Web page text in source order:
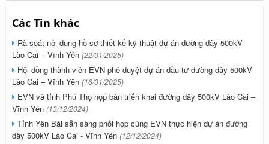
Các Tin khác
Rà soát nội dung hồ sơ thiết kế kỹ thuật dự án đường dây 500kV
Lào Cai – Vĩnh Yên (22/01/2025)
Hội đồng thành viên EVN phê duyệt dự án đầu tư đường dây 500kV
Lào Cai – Vĩnh Yên (16/01/2025)
EVN và tỉnh Phú Thọ họp bàn triển khai đường dây 500kV Lào Cai –
Vĩnh Yên (13/12/2024)
Tỉnh Yên Bái sẵn sàng phối hợp cùng EVN thực hiện dự án đường
dây 500kV Lào Cai - Vĩnh Yên (12/12/2024)